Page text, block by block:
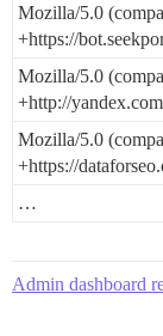
Mozilla/5.0
+https://
Mozilla/5.0
+http://
Mozilla/5.0
+https://
…
Admin dashboard